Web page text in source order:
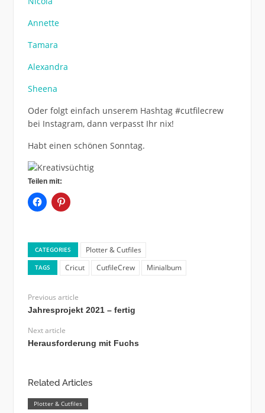
Annette
Tamara
Alexandra
Sheena
Oder folgt einfach unserem Hashtag #cutfilecrew
bei Instagram, dann verpasst Ihr nix!
Habt einen schönen Sonntag.
Teilen mit:
CATEGORIES Plotter & Cutfiles
TAGS Cricut CutfileCrew Minialbum
Previous article
Jahresprojekt 2021 – fertig
Next article
Herausforderung mit Fuchs
Related Articles
Plotter & Cutfiles